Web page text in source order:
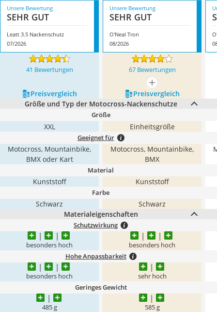
Unsere Bewertung
SEHR GUT
Leatt 3.5 Nackenschutz
07/2026
Unsere Bewertung
SEHR GUT
O'Neal Tron
08/2026
41 Bewertungen 67 Bewertungen
mehr anzeigen
Preis­vergleich
Preis­vergleich
Größe und Typ der Motocross-Nackenschutze
Größe
XXL Einheitsgröße
Geeignet für
Motocross, Mountainbike,
BMX oder Kart
Motocross, Mountainbike,
BMX
Material
Kunststoff Kunststoff
Farbe
Schwarz
Schwarz
Materialeigenschaften
Schutzwirkung
besonders hoch besonders hoch
Hohe Anpassbarkeit
besonders hoch sehr hoch
Geringes Gewicht
485 g 585 g